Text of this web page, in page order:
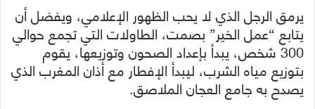
يرمق الرجل الذي لا يحب الظهور الإعلامي، ويفضل أن
يتابع “عمل الخير” بصمت، الطاولات التي تجمع حوالي
300 شخص، يبدأ بإعداد الصحون وتوزيعها، يقوم
بتوزيع مياه الشرب، ليبدأ الإفطار مع أذان المغرب الذي
يصدح به جامع العجان الملاصق.